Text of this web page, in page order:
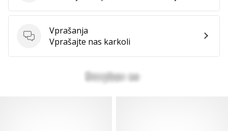
Vprašanja
Vprašanja
Vprašajte nas karkoli